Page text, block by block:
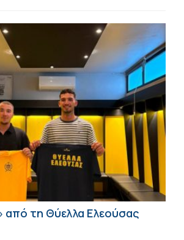
από τη Θύελλα Ελεούσας